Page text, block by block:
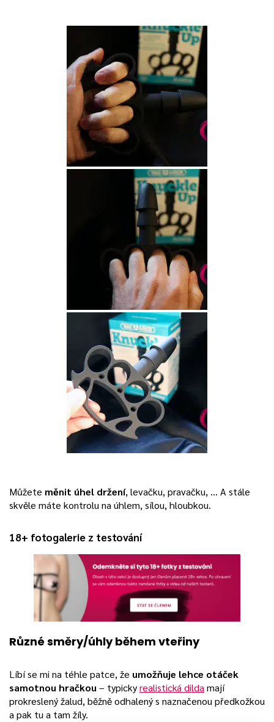
Můžete měnit úhel držení, levačku, pravačku, … A stále
skvěle máte kontrolu na úhlem, sílou, hloubkou.
18+ fotogalerie z testování
Různé směry/úhly během vteřiny
Líbí se mi na téhle patce, že umožňuje lehce otáček
samotnou hračkou– typickyrealistická dildamají
prokreslený žalud, běžně odhalený s naznačenou předkožkou
a pak tu a tam žíly.